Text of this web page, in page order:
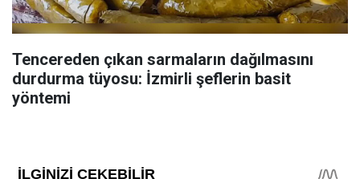
Tencereden çıkan sarmaların dağılmasını
durdurma tüyosu: İzmirli şeflerin basit
yöntemi